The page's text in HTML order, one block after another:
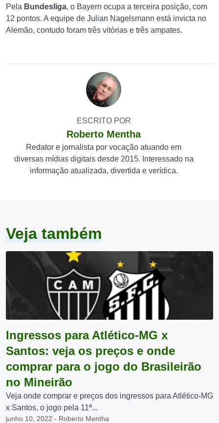
Pela Bundesliga, o Bayern ocupa a terceira posição, com
12 pontos. A equipe de Julian Nagelsmann está invicta no
Alemão, contudo foram três vitórias e três ampates.
ESCRITO POR
Roberto Mentha
Redator e jornalista por vocação atuando em
diversas mídias digitais desde 2015. Interessado na
informação atualizada, divertida e verídica.
Veja também
Ingressos para Atlético-MG x
Santos: veja os preços e onde
comprar para o jogo do Brasileirão
no Mineirão
Veja onde comprar e preços dos ingressos para Atlético-MG
x Santos, o jogo pela 11ª...
junho 10, 2022 - Roberto Mentha